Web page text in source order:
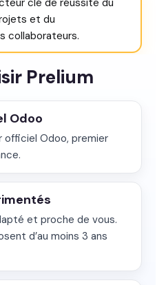
et du
collaborateurs.
Prelium
Odoo
Odoo, premier
et proche de vous.
d’au moins 3 ans